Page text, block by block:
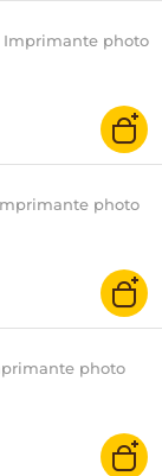
Imprimante photo
photo
photo